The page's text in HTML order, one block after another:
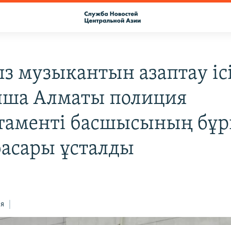
музыкантын азаптау
Алматы полиция
басшысының
ұсталды